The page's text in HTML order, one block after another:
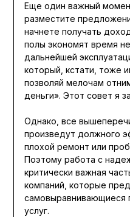
Еще один важный
разместите
начнете получать
полы экономят время
дальнейшей
который, кстати, тоже
позволяй мелочам
деньги». Этот совет я
Однако, все
произведут должного
плохой ремонт или
Поэтому работа с
критически важная
компаний, которые
самовыравнивающиеся
услуг.